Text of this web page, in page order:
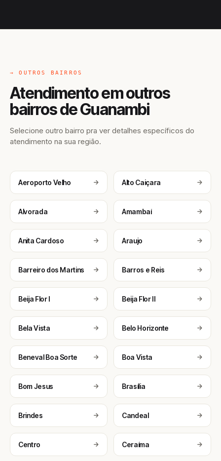
→ OUTROS BAIRROS
Atendimento em outros
bairros de Guanambi
Selecione outro bairro pra ver detalhes específicos do
atendimento na sua região.
Aeroporto Velho Alto Caiçara
Alvorada Amambaí
Anita Cardoso Araujo
Barreiro dos Martins Barros e Reis
Beija Flor I Beija Flor II
Bela Vista Belo Horizonte
Beneval Boa Sorte Boa Vista
Bom Jesus Brasília
Brindes Candeal
Centro Ceraíma